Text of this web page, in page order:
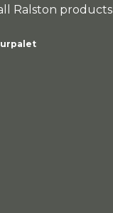
Ralston products